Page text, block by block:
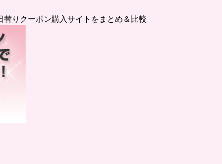
りクーポン購入サイトをまとめ＆比較